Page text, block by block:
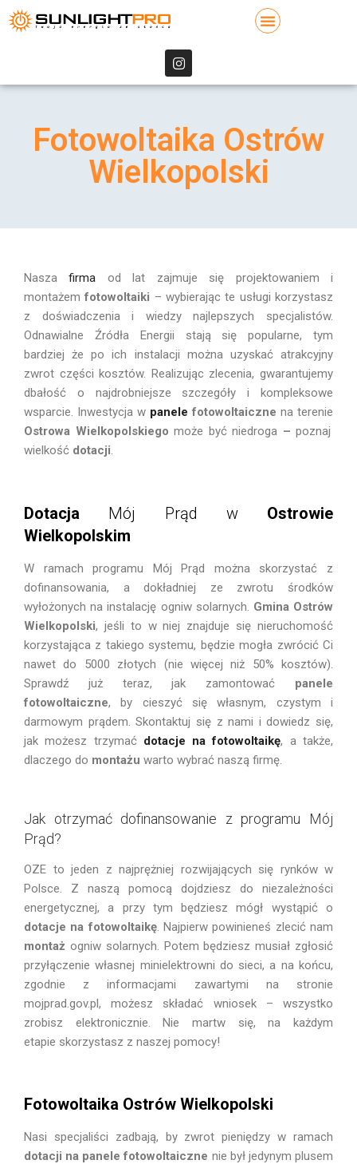
Fotowoltaika Ostrów
Wielkopolski
Naszafirma od lat zajmuje się projektowaniem i
montażemfotowoltaiki – wybierając te usługi korzystasz
z doświadczenia i wiedzy najlepszych specjalistów.
Odnawialne Źródła Energii stają się popularne, tym
bardziej że po ich instalacji można uzyskać atrakcyjny
zwrot części kosztów. Realizując zlecenia, gwarantujemy
dbałość o najdrobniejsze szczegóły i kompleksowe
wsparcie. Inwestycja w panele fotowoltaiczne na terenie
Ostrowa Wielkopolskiegomoże być niedroga –poznaj
wielkość dotacji.
Dotacja Mój Prąd wOstrowie
Wielkopolskim
W ramach programu Mój Prąd można skorzystać z
dofinansowania, a dokładniej ze zwrotu środków
wyłożonych na instalację ogniw solarnych. Gmina Ostrów
Wielkopolski, jeśli to w niej znajduje się nieruchomość
korzystająca z takiego systemu, będzie mogła zwrócić Ci
nawet do 5000 złotych (nie więcej niż 50% kosztów).
Sprawdź już teraz, jak zamontować panele
fotowoltaiczne, by cieszyć się własnym, czystym i
darmowym prądem. Skontaktuj się z nami i dowiedz się,
jak możesz trzymać dotacje na fotowoltaikę, a także,
dlaczego do montażu warto wybrać naszą firmę.
Jak otrzymać dofinansowanie z programu Mój
Prąd?
OZE to jeden z najprężniej rozwijających się rynków w
Polsce. Z naszą pomocą dojdziesz do niezależności
energetycznej, a przy tym będziesz mógł wystąpić o
dotacje na fotowoltaikę. Najpierw powinieneś zlecić nam
montaż ogniw solarnych. Potem będziesz musiał zgłosić
przyłączenie własnej minielektrowni do sieci, a na końcu,
zgodnie z informacjami zawartymi na stronie
mojprad.gov.pl, możesz składać wniosek – wszystko
zrobisz elektronicznie. Nie martw się, na każdym
etapie skorzystasz z naszej pomocy!
Fotowoltaika Ostrów Wielkopolski
Nasi specjaliści zadbają, by zwrot pieniędzy w ramach
dotacji na panele fotowoltaiczne nie był jedynym plusem